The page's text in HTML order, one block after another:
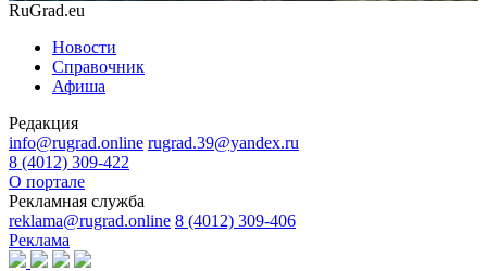
RuGrad.eu
Новости
Справочник
Афиша
Редакция
info@rugrad.online rugrad.39@yandex.ru
8 (4012) 309-422
О портале
Рекламная служба
reklama@rugrad.online 8 (4012) 309-406
Реклама